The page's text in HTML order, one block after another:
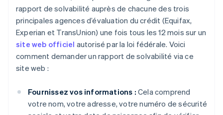
rapport de solvabilité auprès de chacune des trois
principales agences d’évaluation du crédit (Equifax,
Experian et TransUnion) une fois tous les 12 mois sur un
site web officiel autorisé par la loi fédérale. Voici
comment demander un rapport de solvabilité via ce
site web :
Fournissez vos informations : Cela comprend
votre nom, votre adresse, votre numéro de sécurité